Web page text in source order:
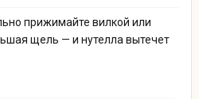
прижимайте вилкой или
щель — и нутелла вытечет